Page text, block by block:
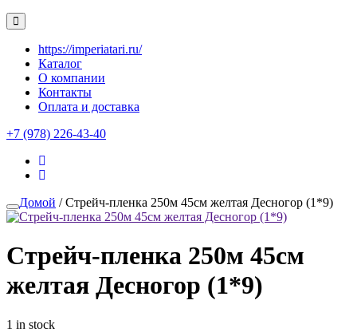
https://imperiatari.ru/
Каталог
О компании
Контакты
Оплата и доставка
+7 (978) 226-43-40
Домой / Стрейч-пленка 250м 45см желтая Десногор (1*9)
Стрейч-пленка 250м 45см
желтая Десногор (1*9)
1 in stock